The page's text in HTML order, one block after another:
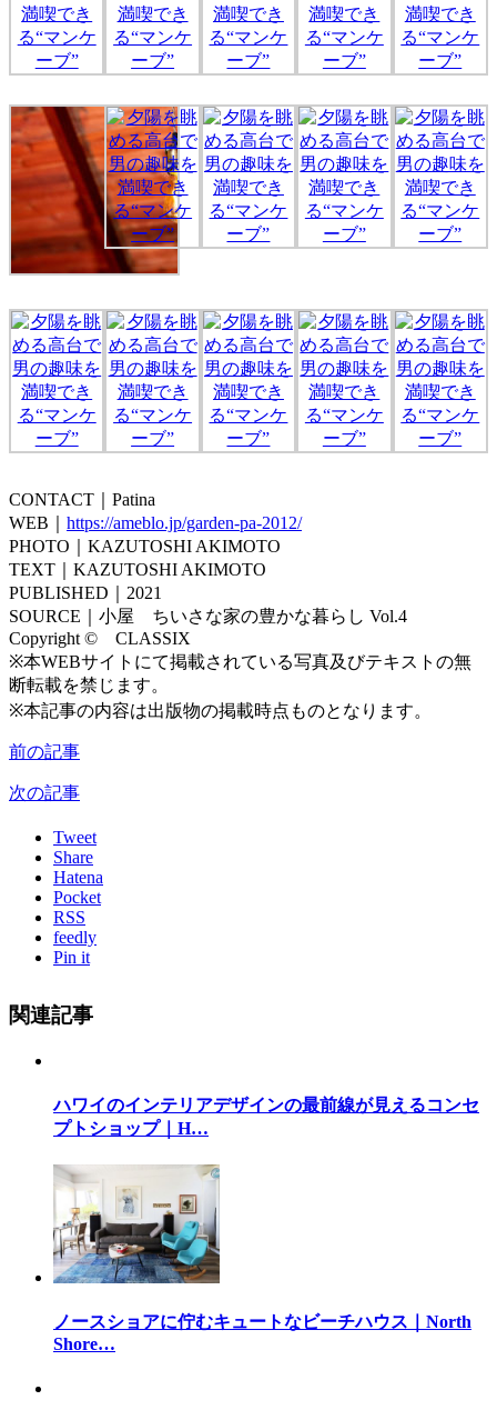
CONTACT｜Patina
WEB｜ https://ameblo.jp/garden-pa-2012/
PHOTO｜KAZUTOSHI AKIMOTO
TEXT｜KAZUTOSHI AKIMOTO
PUBLISHED｜2021
SOURCE｜小屋 ちいさな家の豊かな暮らし Vol.4
Copyright © CLASSIX
※本WEBサイトにて掲載されている写真及びテキストの無
断転載を禁じます。
※本記事の内容は出版物の掲載時点ものとなります。
前の記事
次の記事
Tweet
Share
Hatena
Pocket
RSS
feedly
Pin it
関連記事
ハワイのインテリアデザインの最前線が見えるコンセ
プトショップ｜H…
ノースショアに佇むキュートなビーチハウス｜North
Shore…